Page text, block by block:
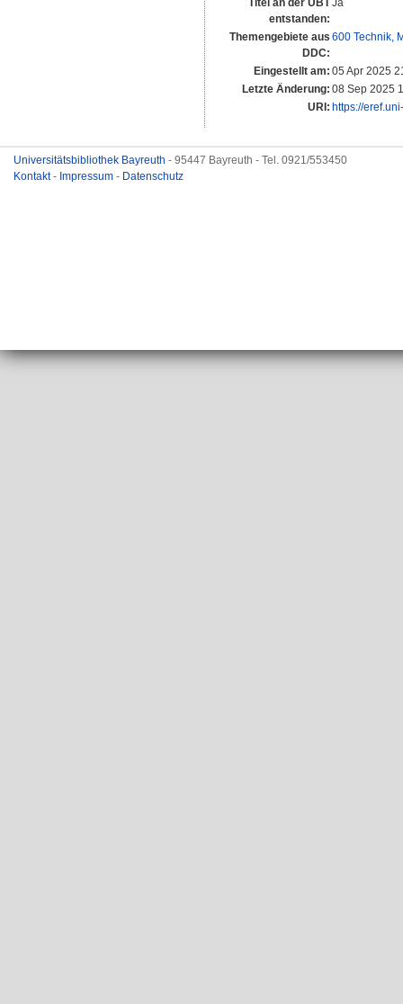
Titel an der UBT
entstanden:
Ja
Themengebiete aus
DDC:
600 Technik,
Eingestellt am: 05 Apr 2025
Letzte Änderung: 08 Sep 2025
URI: https://
Universitätsbibliothek Bayreuth - 95447 Bayreuth - Tel. 0921/553450
Kontakt- Impressum - Datenschutz